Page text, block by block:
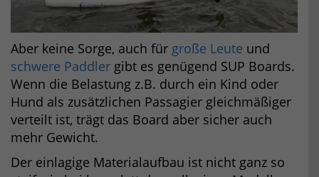
Aber keine Sorge, auch für große Leute und
schwere Paddler gibt es genügend SUP Boards.
Wenn die Belastung z.B. durch ein Kind oder
Hund als zusätzlichen Passagier gleichmäßiger
verteilt ist, trägt das Board aber sicher auch
mehr Gewicht.
Der einlagige Materialaufbau ist nicht ganz so